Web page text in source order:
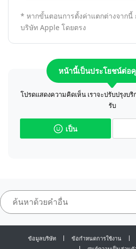
* หากขั้นตอนการตั้งค่าแตกต่างจากนี้
บริษัท Apple โดยตรง
หน้านี้เป็นประโยชน์ต่อ
โปรดแสดงความคิดเห็น เราจะปรับปรุงบ
รับ
เป็น
ข้อมูลบริษัท ข้อกำหนดการใช้งาน